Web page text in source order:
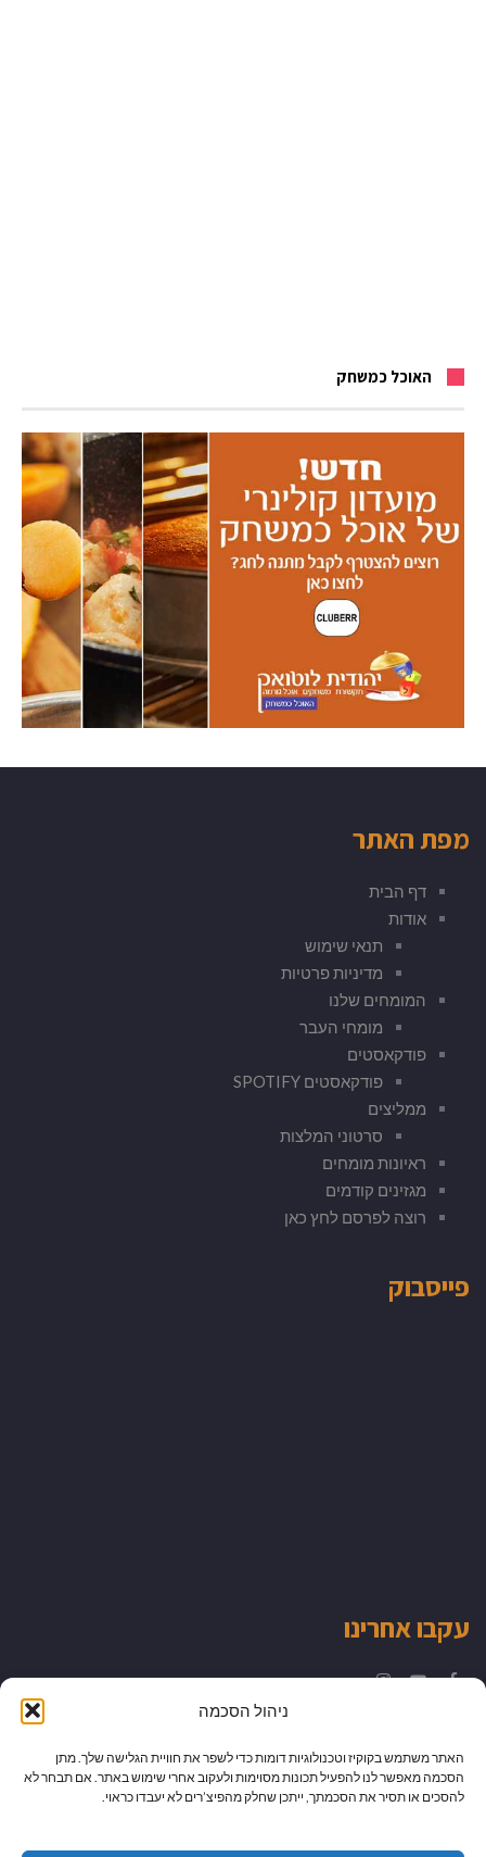
ניהול הסכמה
האתר משתמש בקוקיז וטכנולוגיות דומות כדי לשפר את חוויית הגלישה שלך. מתן
הסכמה מאפשר לנו להפעיל תכונות מסוימות ולעקוב אחרי שימוש באתר. אם תבחר לא
להסכים או תסיר את הסכמתך, ייתכן שחלק מהפיצ’רים לא יעבדו כראוי.
האוכל כמשחק
מפת האתר
דף הבית
אודות
תנאי שימוש
מדיניות פרטיות
המומחים שלנו
מומחי העבר
פודקאסטים
פודקאסטים SPOTIFY
ממליצים
סרטוני המלצות
ראיונות מומחים
מגזינים קודמים
רוצה לפרסם לחץ כאן
פייסבוק
עקבו אחרינו